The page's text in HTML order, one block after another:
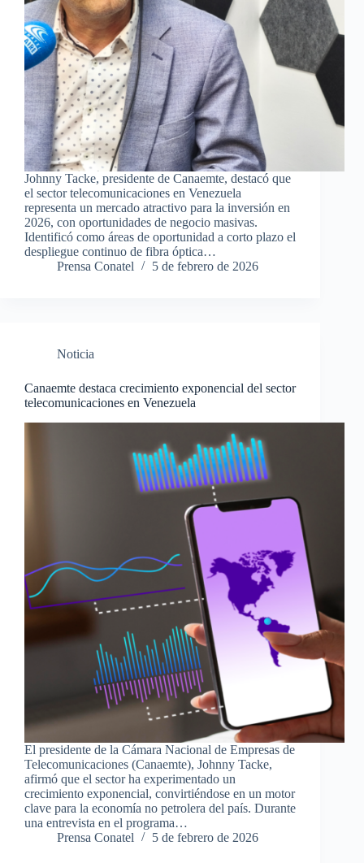
Johnny Tacke, presidente de Canaemte, destacó que
el sector telecomunicaciones en Venezuela
representa un mercado atractivo para la inversión en
2026, con oportunidades de negocio masivas.
Identificó como áreas de oportunidad a corto plazo el
despliegue continuo de fibra óptica…
Prensa Conatel
5 de febrero de 2026
Noticia
Canaemte destaca crecimiento exponencial del sector
telecomunicaciones en Venezuela
El presidente de la Cámara Nacional de Empresas de
Telecomunicaciones (Canaemte), Johnny Tacke,
afirmó que el sector ha experimentado un
crecimiento exponencial, convirtiéndose en un motor
clave para la economía no petrolera del país. Durante
una entrevista en el programa…
Prensa Conatel
5 de febrero de 2026